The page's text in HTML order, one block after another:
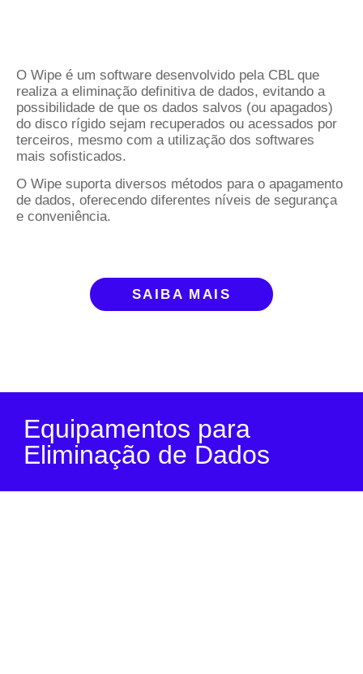
O Wipe é um software desenvolvido pela CBL que
realiza a eliminação definitiva de dados, evitando a
possibilidade de que os dados salvos (ou apagados)
do disco rígido sejam recuperados ou acessados por
terceiros, mesmo com a utilização dos softwares
mais sofisticados.
O Wipe suporta diversos métodos para o apagamento
de dados, oferecendo diferentes níveis de segurança
e conveniência.
SAIBA MAIS
Equipamentos para
Eliminação de Dados